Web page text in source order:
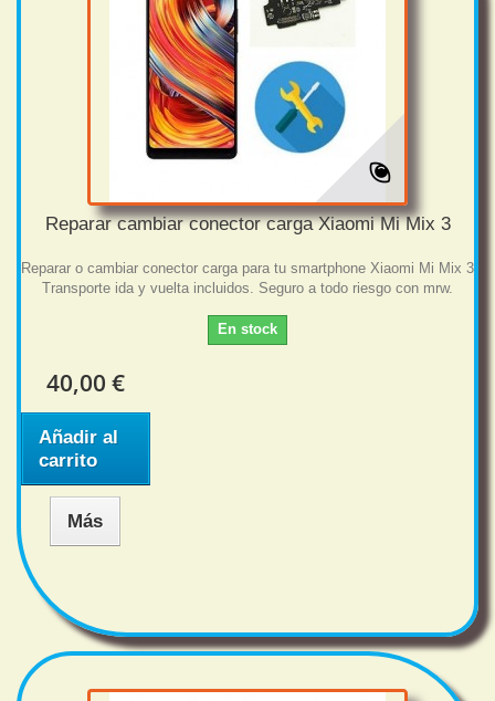
Reparar cambiar conector carga Xiaomi Mi Mix 3
Reparar o cambiar conector carga para tu smartphone Xiaomi Mi Mix 3
Transporte ida y vuelta incluidos. Seguro a todo riesgo con mrw.
En stock
40,00 €
Añadir al
carrito
Más